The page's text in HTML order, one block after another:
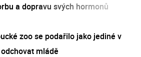
a dopravu svých hormonů
zoo se podařilo jako jediné v
mládě